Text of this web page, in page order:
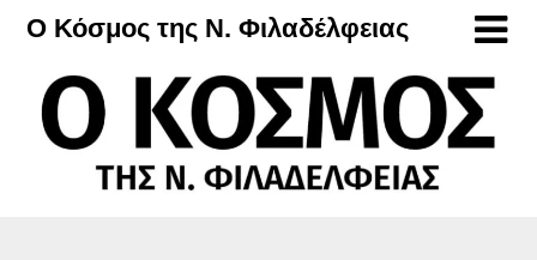
Μετάβαση
περιεχόμενο
Ο Κόσμος της Ν. Φιλαδέλφειας